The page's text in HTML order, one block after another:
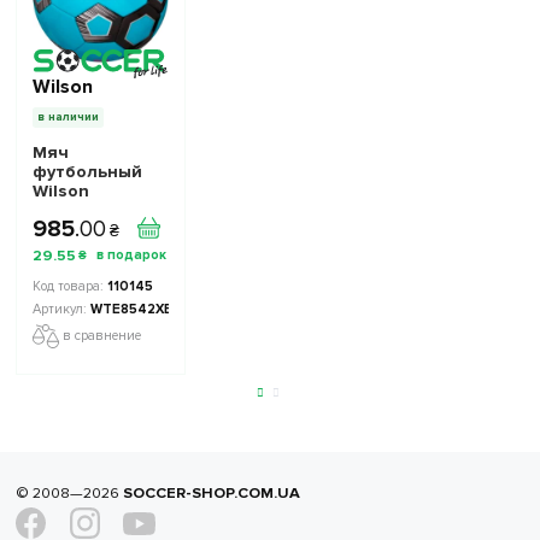
Wilson
в наличии
Мяч
футбольный
Wilson
WTE8542XB05
размер: 5
985.00 ₴
29.55 ₴
110145
WTE8542XB05-5
в сравнение
© 2008—2026 SOCCER-SHOP.COM.UA